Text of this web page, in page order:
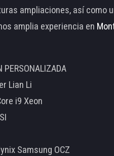
ampliaciones, así como
amplia experiencia en
PERSONALIZADA
Lian Li
i9 Xeon
Samsung OCZ